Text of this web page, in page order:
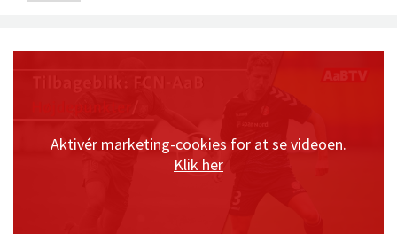
Aktivér marketing-cookies for at se videoen.
Klik her